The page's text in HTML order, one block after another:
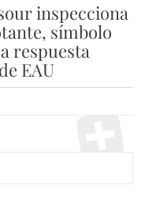
inspecciona
símbolo
respuesta
EAU